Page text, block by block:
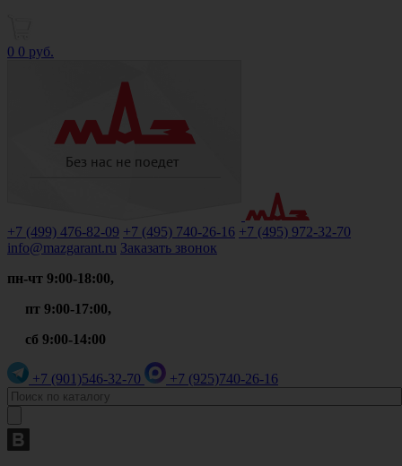
0 0 руб.
+7 (499) 476-82-09 +7 (495) 740-26-16 +7 (495) 972-32-70
info@mazgarant.ru Заказать звонок
пн-чт 9:00-18:00,
пт 9:00-17:00,
сб 9:00-14:00
+7 (901)546-32-70 +7 (925)740-26-16